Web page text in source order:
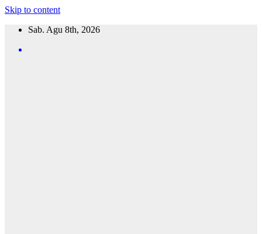
Skip to content
Sab. Agu 8th, 2026